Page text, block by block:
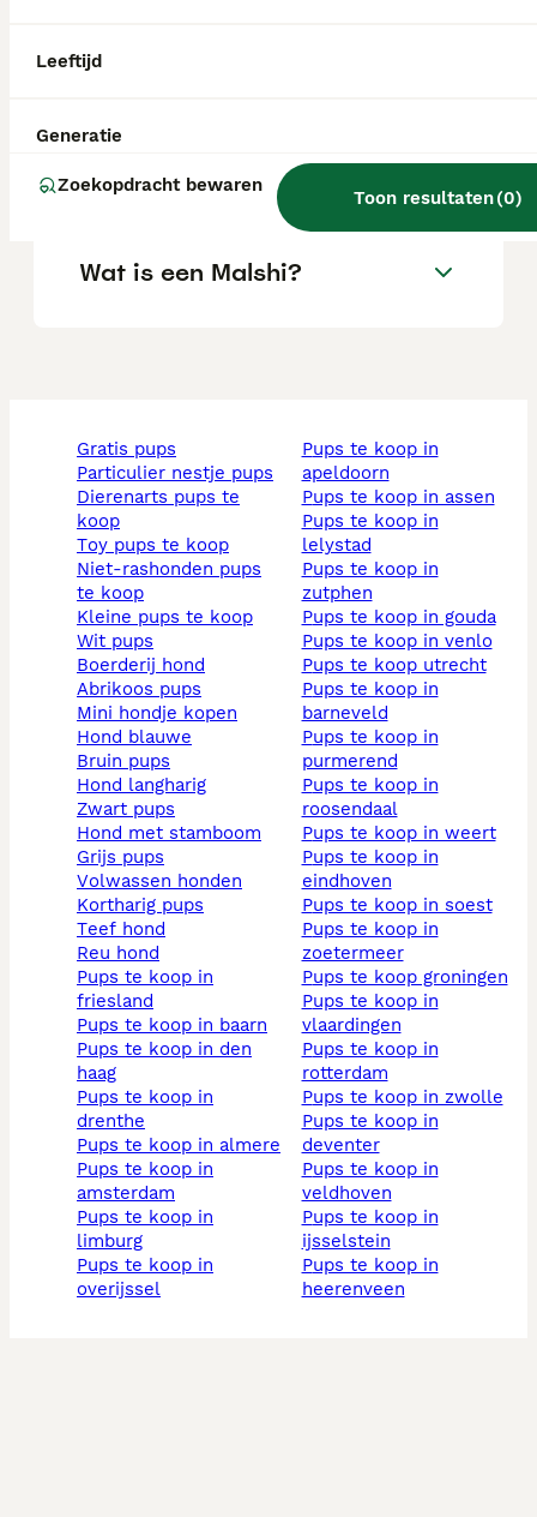
Leeftijd
Generatie
Zoekopdracht bewaren
Toon resultaten(0)
Zijn Malshi's goede honden?
Wat is het karakter van een
Malshi?
Wat is een Malshi?
gratis pups
particulier nestje pups
dierenarts pups te
koop
toy pups te koop
niet-rashonden pups
te koop
kleine pups te koop
wit pups
boerderij hond
abrikoos pups
mini hondje kopen
hond blauwe
bruin pups
hond langharig
zwart pups
hond met stamboom
grijs pups
volwassen honden
kortharig pups
teef hond
reu hond
pups te koop in
friesland
pups te koop in baarn
pups te koop in den
haag
pups te koop in
drenthe
pups te koop in almere
pups te koop in
amsterdam
pups te koop in
limburg
pups te koop in
overijssel
pups te koop in
apeldoorn
pups te koop in assen
pups te koop in
lelystad
pups te koop in
zutphen
pups te koop in gouda
pups te koop in venlo
pups te koop utrecht
pups te koop in
barneveld
pups te koop in
purmerend
pups te koop in
roosendaal
pups te koop in weert
pups te koop in
eindhoven
pups te koop in soest
pups te koop in
zoetermeer
pups te koop groningen
pups te koop in
vlaardingen
pups te koop in
rotterdam
pups te koop in zwolle
pups te koop in
deventer
pups te koop in
veldhoven
pups te koop in
ijsselstein
pups te koop in
heerenveen